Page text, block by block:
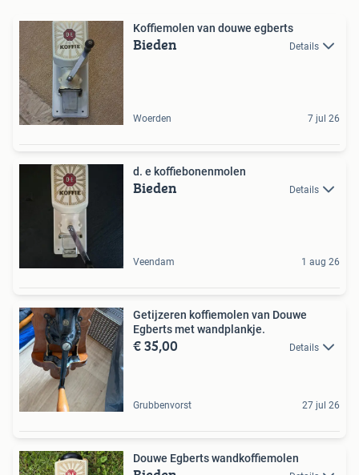
Koffiemolen van douwe egberts
Bieden Details
Woerden 7 jul 26
d. e koffiebonenmolen
Bieden Details
Veendam 1 aug 26
Getijzeren koffiemolen van Douwe
Egberts met wandplankje.
€ 35,00 Details
Grubbenvorst 27 jul 26
Douwe Egberts wandkoffiemolen